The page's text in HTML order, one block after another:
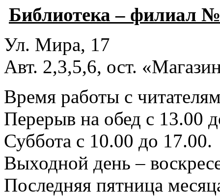
Библиотека – филиал
Ул. Мира, 17
Авт. 2,3,5,6, ост.
Время работы с
Перерыв на обед с 13.00
Суббота с 10.00 до 17.00.
Выходной день –
Последняя пятница